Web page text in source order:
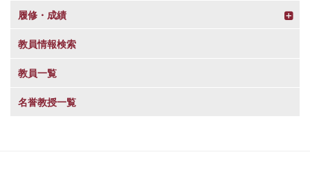
履修・成績
教員情報検索
教員一覧
名誉教授一覧